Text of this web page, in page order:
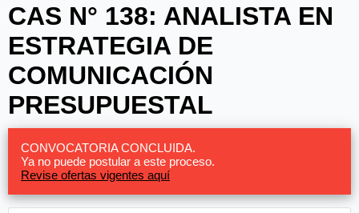
CAS N° 138: ANALISTA EN
ESTRATEGIA DE
COMUNICACIÓN
PRESUPUESTAL
CONVOCATORIA CONCLUIDA.
Ya no puede postular a este proceso.
Revise ofertas vigentes aquí